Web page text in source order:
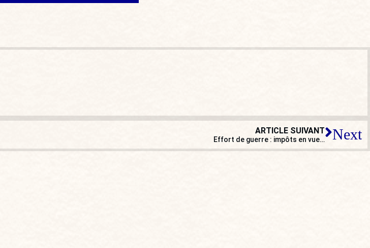
ARTICLE SUIVANT
Effort de guerre : impôts en vue… Next